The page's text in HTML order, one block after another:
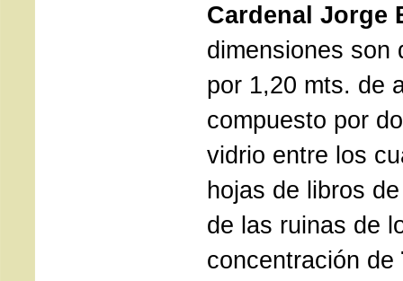
Cardenal Jorge
dimensiones son
por 1,20 mts. de
compuesto por
vidrio entre los
hojas de libros
de las ruinas de
concentración de